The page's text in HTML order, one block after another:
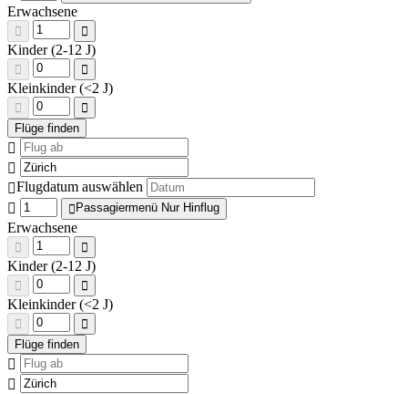
Erwachsene
Kinder (2-12 J)
Kleinkinder (<2 J)
Flugdatum auswählen
Passagiermenü Nur Hinflug
Erwachsene
Kinder (2-12 J)
Kleinkinder (<2 J)